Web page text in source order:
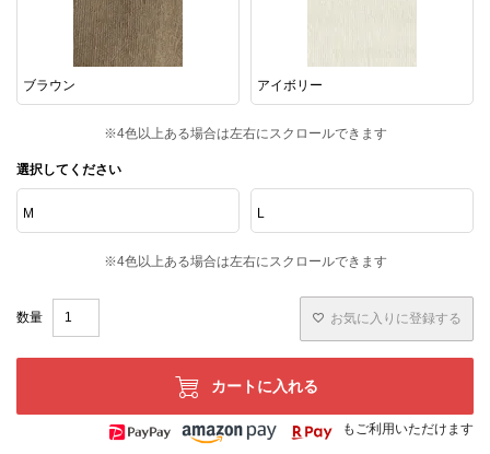
ブラウン アイボリー
選択してください
M L
お気に入りに登録する
カートに入れる
もご利用いただけます